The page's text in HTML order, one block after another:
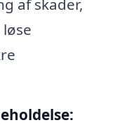
af skader,